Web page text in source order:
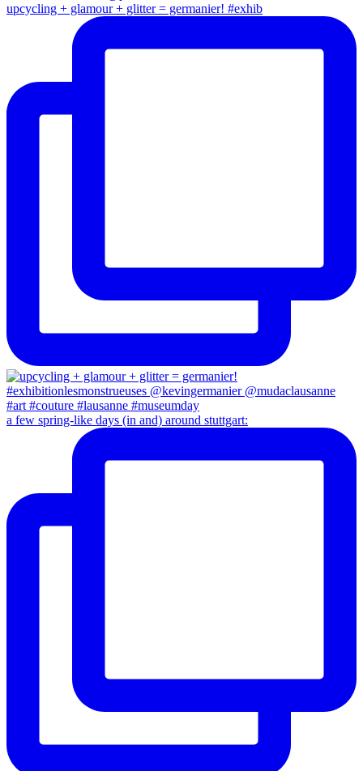
upcycling + glamour + glitter = germanier! #exhib
a few spring-like days (in and) around stuttgart: